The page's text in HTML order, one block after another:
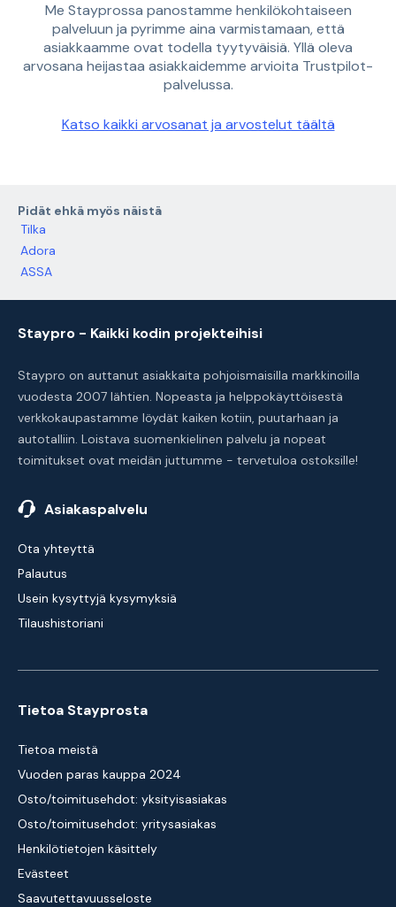
Me Stayprossa panostamme henkilökohtaiseen
palveluun ja pyrimme aina varmistamaan, että
asiakkaamme ovat todella tyytyväisiä. Yllä oleva
arvosana heijastaa asiakkaidemme arvioita Trustpilot-
palvelussa.
Katso kaikki arvosanat ja arvostelut täältä
Pidät ehkä myös näistä
Tilka
Adora
ASSA
Staypro - Kaikki kodin projekteihisi
Staypro on auttanut asiakkaita pohjoismaisilla markkinoilla
vuodesta 2007 lähtien. Nopeasta ja helppokäyttöisestä
verkkokaupastamme löydät kaiken kotiin, puutarhaan ja
autotalliin. Loistava suomenkielinen palvelu ja nopeat
toimitukset ovat meidän juttumme - tervetuloa ostoksille!
Asiakaspalvelu
Ota yhteyttä
Palautus
Usein kysyttyjä kysymyksiä
Tilaushistoriani
Tietoa Stayprosta
Tietoa meistä
Vuoden paras kauppa 2024
Osto/toimitusehdot: yksityisasiakas
Osto/toimitusehdot: yritysasiakas
Henkilötietojen käsittely
Evästeet
Saavutettavuusseloste